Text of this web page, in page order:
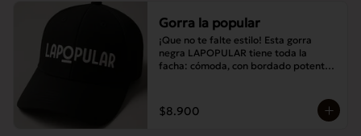
Gorra la popular
¡Que no te falte estilo! Esta gorra
negra LAPOPULAR tiene toda la
facha: cómoda, con bordado potente y
$8.900